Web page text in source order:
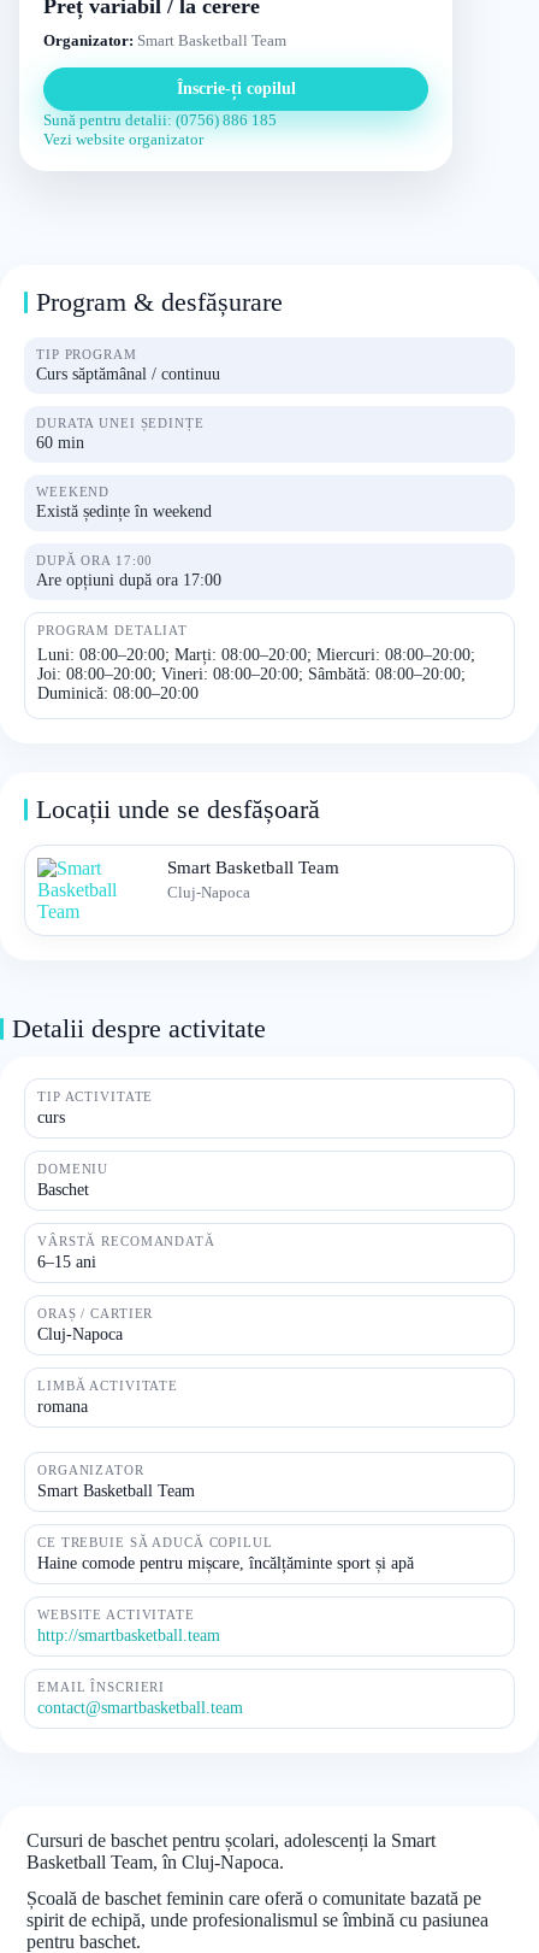
Preț variabil / la cerere
Organizator: Smart Basketball Team
Înscrie-ți copilul
Sună pentru detalii: (0756) 886 185
Vezi website organizator
Program & desfășurare
TIP PROGRAM
Curs săptămânal / continuu
DURATA UNEI ȘEDINȚE
60 min
WEEKEND
Există ședințe în weekend
DUPĂ ORA 17:00
Are opțiuni după ora 17:00
PROGRAM DETALIAT
Luni: 08:00–20:00; Marți: 08:00–20:00; Miercuri: 08:00–20:00;
Joi: 08:00–20:00; Vineri: 08:00–20:00; Sâmbătă: 08:00–20:00;
Duminică: 08:00–20:00
Locații unde se desfășoară
Smart Basketball Team
Cluj-Napoca
Detalii despre activitate
TIP ACTIVITATE
curs
DOMENIU
Baschet
VÂRSTĂ RECOMANDATĂ
6–15 ani
ORAȘ / CARTIER
Cluj-Napoca
LIMBĂ ACTIVITATE
romana
ORGANIZATOR
Smart Basketball Team
CE TREBUIE SĂ ADUCĂ COPILUL
Haine comode pentru mișcare, încălțăminte sport și apă
WEBSITE ACTIVITATE
http://smartbasketball.team
EMAIL ÎNSCRIERI
contact@smartbasketball.team
Cursuri de baschet pentru școlari, adolescenți la Smart
Basketball Team, în Cluj-Napoca.
Școală de baschet feminin care oferă o comunitate bazată pe
spirit de echipă, unde profesionalismul se îmbină cu pasiunea
pentru baschet.